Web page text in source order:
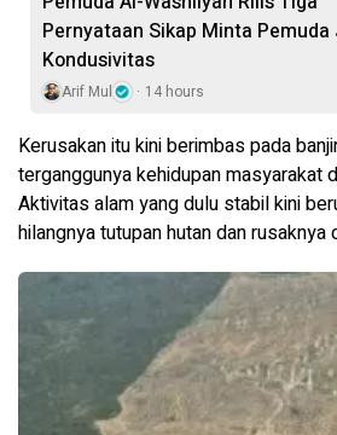
Pernyataan Sikap Minta Pemuda
Kondusivitas
Arif Mul 14 hours
Kerusakan itu kini berimbas pada
terganggunya kehidupan masyarakat
Aktivitas alam yang dulu stabil kini
hilangnya tutupan hutan dan rusaknya